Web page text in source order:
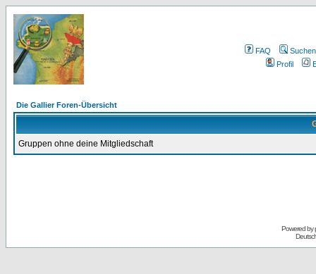
FAQ
Suchen
Profil
Die Gallier Foren-Übersicht
Gruppen ohne deine Mitgliedschaft
Powered by